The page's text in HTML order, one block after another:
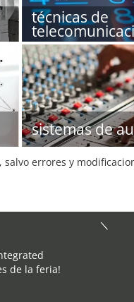
técnicas de
sistemas de
salvo errores y
de la feria!